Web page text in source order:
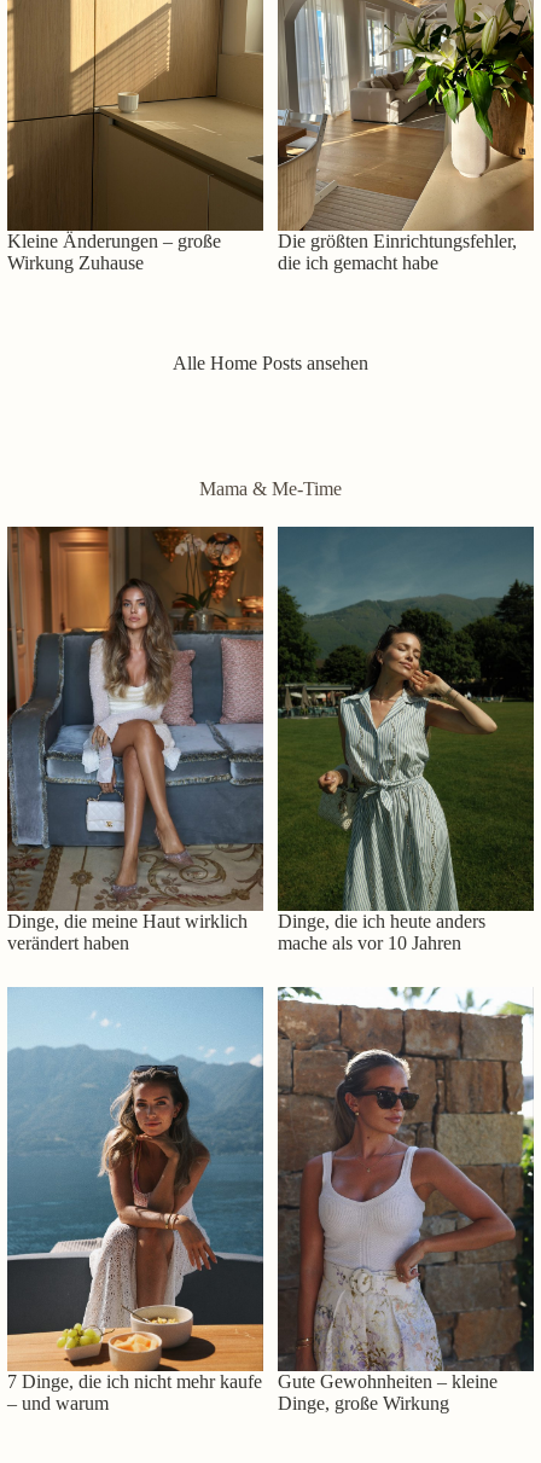
Kleine Änderungen – große
Wirkung Zuhause
Die größten Einrichtungsfehler,
die ich gemacht habe
Alle Home Posts ansehen
Mama & Me-Time
Dinge, die meine Haut wirklich
verändert haben
Dinge, die ich heute anders
mache als vor 10 Jahren
7 Dinge, die ich nicht mehr kaufe
– und warum
Gute Gewohnheiten – kleine
Dinge, große Wirkung